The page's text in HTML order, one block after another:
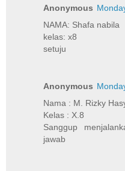
Anonymous
NAMA: Shafa nabila
kelas: x8
setuju
Anonymous
Nama : M. Rizky
Kelas : X.8
Sanggup
jawab